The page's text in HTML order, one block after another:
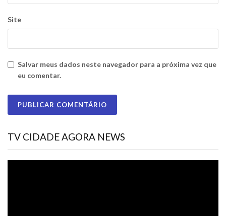
Site
Salvar meus dados neste navegador para a próxima vez que
eu comentar.
TV CIDADE AGORA NEWS